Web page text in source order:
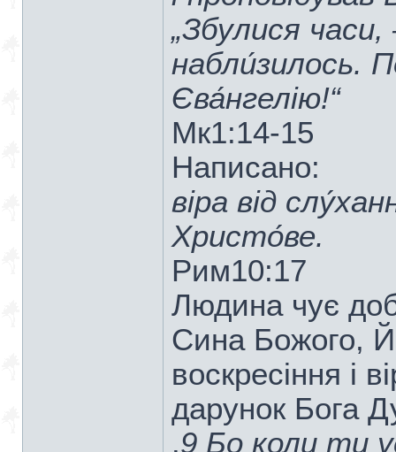
„Збулися
набли́зилось.
Єва́нгелію!“
Мк1:14-15
Написано:
віра від
Христо́ве.
Рим10:17
Людина чує
Сина Божого,
воскресіння і
дарунок Бога
.9 Бо коли ти